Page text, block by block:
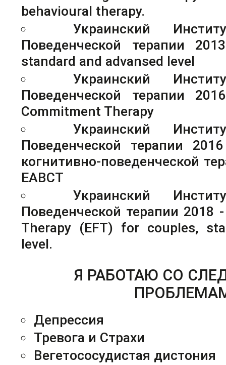
behavioural therapy.
Украинский
Поведенческой терапии
standard and advansed level
Украинский
Поведенческой терапии
Commitment Therapy
Украинский
Поведенческой терапии
когнитивно-поведенческой
EABCT
Украинский
Поведенческой терапии 2018
Therapy (EFT) for couples,
level.
Я РАБОТАЮ СО
Депрессия
Тревога и Страхи
Вегетососудистая дистония